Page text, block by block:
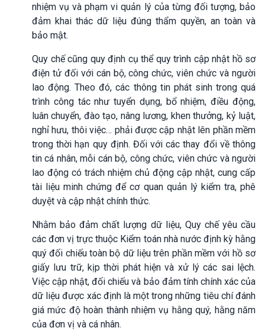
nhiệm vụ và phạm vi quản lý của từng đối tượng, bảo
đảm khai thác dữ liệu đúng thẩm quyền, an toàn và
bảo mật.
Quy chế cũng quy định cụ thể quy trình cập nhật hồ sơ
điện tử đối với cán bộ, công chức, viên chức và người
lao động. Theo đó, các thông tin phát sinh trong quá
trình công tác như tuyển dụng, bổ nhiệm, điều động,
luân chuyển, đào tạo, nâng lương, khen thưởng, kỷ luật,
nghỉ hưu, thôi việc… phải được cập nhật lên phần mềm
trong thời hạn quy định. Đối với các thay đổi về thông
tin cá nhân, mỗi cán bộ, công chức, viên chức và người
lao động có trách nhiệm chủ động cập nhật, cung cấp
tài liệu minh chứng để cơ quan quản lý kiểm tra, phê
duyệt và cập nhật chính thức.
Nhằm bảo đảm chất lượng dữ liệu, Quy chế yêu cầu
các đơn vị trực thuộc Kiểm toán nhà nước định kỳ hằng
quý đối chiếu toàn bộ dữ liệu trên phần mềm với hồ sơ
giấy lưu trữ, kịp thời phát hiện và xử lý các sai lệch.
Việc cập nhật, đối chiếu và bảo đảm tính chính xác của
dữ liệu được xác định là một trong những tiêu chí đánh
giá mức độ hoàn thành nhiệm vụ hằng quý, hằng năm
của đơn vị và cá nhân.